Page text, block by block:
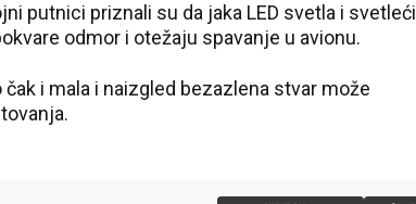
putnici priznali su da jaka LED svetla i svetleći
odmor i otežaju spavanje u avionu.
i mala i naizgled bezazlena stvar može